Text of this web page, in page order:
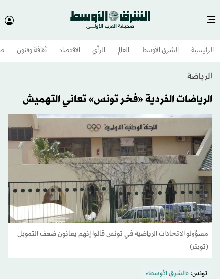
الرئيسية الشرق الأوسط​ العالم الرأي الاقتصاد ثقافة وفنون
الرياضة
الرياضات الفردية «فخر تونس» تعاني التهميش
مسؤولو الاتحادات الرياضية في تونس قالوا إنهم يعانون ضعف التمويل
(تويتر)
تونس:«الشرق الأوسط»